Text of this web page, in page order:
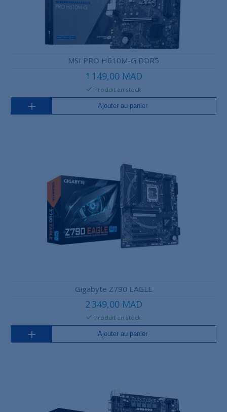
MSI PRO H610M-G DDR5
1 149,00 MAD
Produit en stock
Ajouter au panier
Gigabyte Z790 EAGLE
2 349,00 MAD
Produit en stock
Ajouter au panier